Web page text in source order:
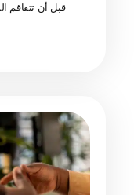
قبل أن تتفاقم